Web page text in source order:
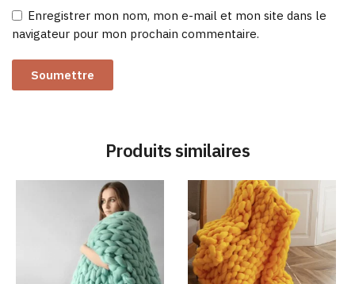
Enregistrer mon nom, mon e-mail et mon site dans le
navigateur pour mon prochain commentaire.
Produits similaires